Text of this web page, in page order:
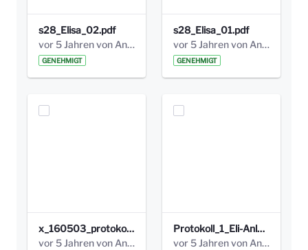
s28_Elisa_02.pdf
vor 5 Jahren von Anni Schlumberger
GENEHMIGT
s28_Elisa_01.pdf
vor 5 Jahren von Anni Schlumberger
GENEHMIGT
x_160503_protokoll_infoabend.pdf
vor 5 Jahren von Anni Schlumberger
Protokoll_1_Eli-Anlage_final.pdf
vor 5 Jahren von Anni Schlumberger